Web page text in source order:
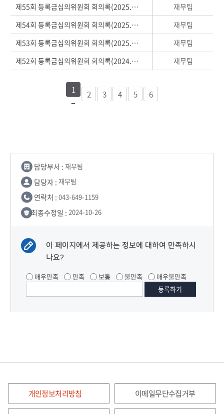
제55회 등록금심의위원회 회의록(2025.01.31)
재무팀
제54회 등록금심의위원회 회의록(2025.01.23)
재무팀
제53회 등록금심의위원회 회의록(2025.01.21)
재무팀
제52회 등록금심의위원회 회의록(2024.08.22)
재무팀
1 2 3 4 5 6
담당부서 : 재무팀
담당자 : 재무팀
연락처 : 043-649-1159
최종수정일 : 2024-10-26
이 페이지에서 제공하는 정보에 대하여 만족하시
나요?
매우만족 만족 보통 불만족 매우불만족
개인정보처리방침 이메일무단수집거부